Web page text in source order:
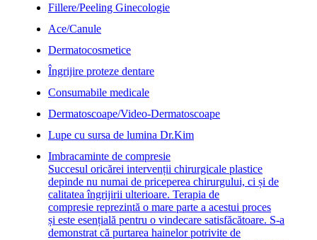
Fillere/Peeling Ginecologie
Ace/Canule
Dermatocosmetice
Îngrijire proteze dentare
Consumabile medicale
Dermatoscoape/Video-Dermatoscoape
Lupe cu sursa de lumina Dr.Kim
Imbracaminte de compresie
Succesul oricărei intervenții chirurgicale plastice
depinde nu numai de priceperea chirurgului, ci și de
calitatea îngrijirii ulterioare. Terapia de
compresie reprezintă o mare parte a acestui proces
și este esențială pentru o vindecare satisfăcătoare. S-a
demonstrat că purtarea hainelor potrivite de